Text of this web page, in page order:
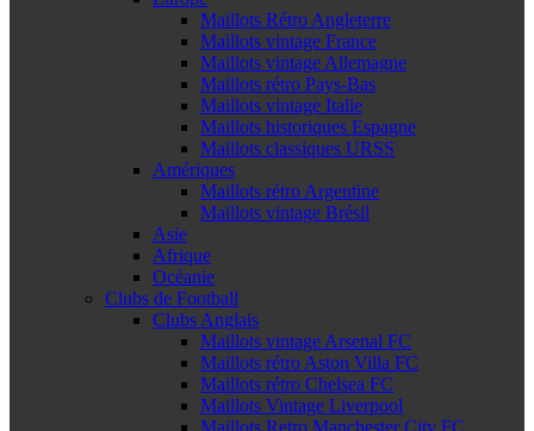
Maillots Rétro Angleterre
Maillots vintage France
Maillots vintage Allemagne
Maillots rétro Pays-Bas
Maillots vintage Italie
Maillots historiques Espagne
Maillots classiques URSS
Amériques
Maillots rétro Argentine
Maillots vintage Brésil
Asie
Afrique
Océanie
Clubs de Football
Clubs Anglais
Maillots vintage Arsenal FC
Maillots rétro Aston Villa FC
Maillots rétro Chelsea FC
Maillots Vintage Liverpool
Maillots Retro Manchester City FC